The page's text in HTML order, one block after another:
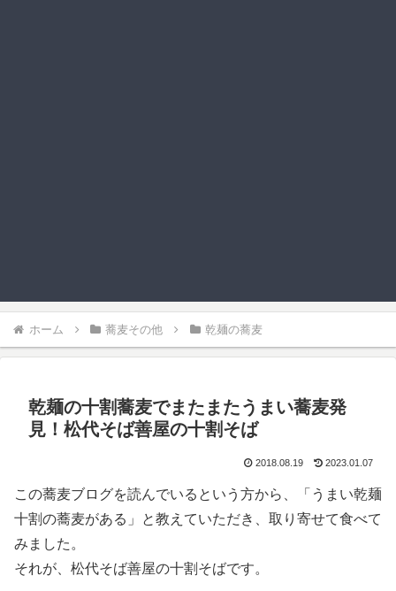
ホーム 蕎麦その他 乾麺の蕎麦
乾麺の十割蕎麦でまたまたうまい蕎麦発
見！松代そば善屋の十割そば
2018.08.19 2023.01.07
この蕎麦ブログを読んでいるという方から、「うまい乾麺
十割の蕎麦がある」と教えていただき、取り寄せて食べて
みました。
それが、松代そば善屋の十割そばです。